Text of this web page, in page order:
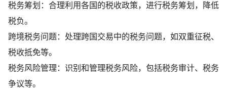
税务筹划：合理利用各国的税收政策，进行税务筹划，降低
税负。
跨境税务问题：处理跨国交易中的税务问题，如双重征税、
税收抵免等。
税务风险管理：识别和管理税务风险，包括税务审计、税务
争议等。